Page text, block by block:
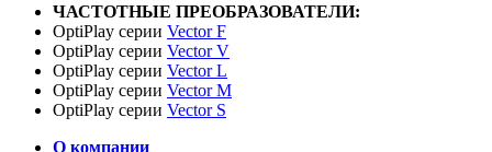
ЧАСТОТНЫЕ ПРЕОБРАЗОВАТЕЛИ:
OptiPlay серии Vector F
OptiPlay серии Vector V
OptiPlay серии Vector L
OptiPlay серии Vector M
OptiPlay серии Vector S
О компании